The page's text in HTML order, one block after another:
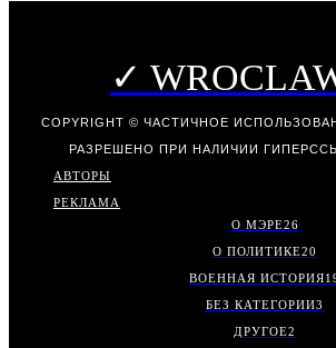
✓
COPYRIGHT © ЧАСТИЧНОЕ
РАЗРЕШЕНО ПРИ НАЛИЧИИ
АВТОРЫ
РЕКЛАМА
О МЭРЕ26
О ПОЛИТИКЕ20
ВОЕННАЯ ИСТОРИЯ
БЕЗ КАТЕГОРИИ3
ДРУГОЕ2